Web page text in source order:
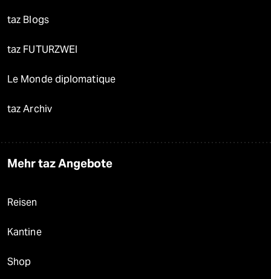
taz Blogs
taz FUTURZWEI
Le Monde diplomatique
taz Archiv
Mehr taz Angebote
Reisen
Kantine
Shop